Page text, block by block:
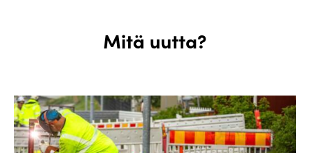
Mitä uutta?